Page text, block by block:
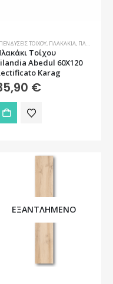
,ΠΛΑΚΆΚΙΑ ΤΟΊΧΟΥ
ΤΟΊΧΟΥ, ΠΛΑΚΆΚΙΑ, ΠΛΑΚΆΚΙΑ ΤΟΊΧΟΥ
Τοίχου
Abedul 60X120
Karag
€
ΕΞΑΝΤΛΗΜΈΝΟ